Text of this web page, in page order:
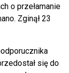
o przełamanie
Zginął 23
się do